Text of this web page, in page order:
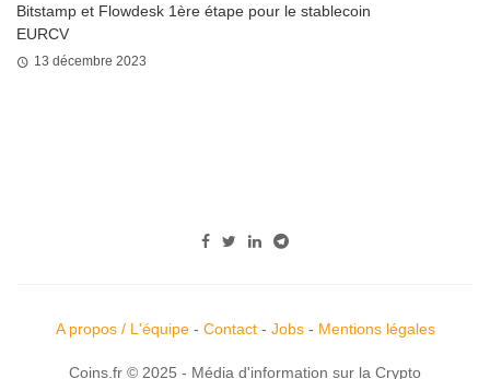
Bitstamp et Flowdesk 1ère étape pour le stablecoin
EURCV
13 décembre 2023
A propos / L'équipe- Contact- Jobs- Mentions légales
Coins.fr © 2025 - Média d'information sur la Crypto